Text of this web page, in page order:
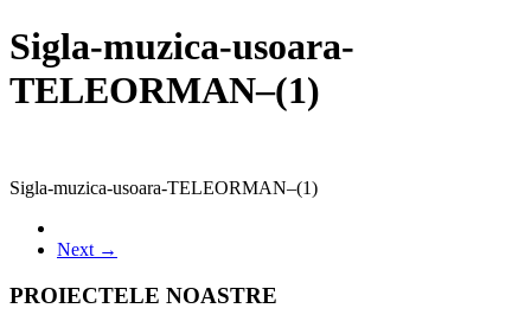
Sigla-muzica-usoara-
TELEORMAN–(1)
Sigla-muzica-usoara-TELEORMAN–(1)
Next →
PROIECTELE NOASTRE